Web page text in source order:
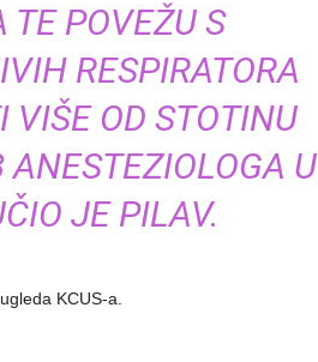
TE POVEŽU S
RESPIRATORA
OD STOTINU
U
JE PILAV.
KCUS-a.